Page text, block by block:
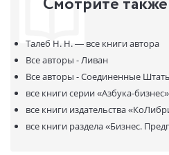
и более того, чтобы эта редкая и
совершенствоваться. Для этого
позволять кому бы то ни было
свойства.
Талеб Н. Н. — все книги автора
Все авторы - Ливан
Все авторы - Соединенные
все книги серии«Азбука-бизнес»
все книги издательства
все книги раздела«Бизнес.